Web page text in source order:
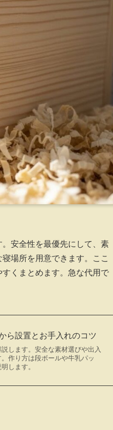
安全性を最優先にして、素
場所を用意できます。ここ
くまとめます。急な代用で
ら設置とお手入れのコツ
します。安全な素材選びや出入
作り方は段ボールや牛乳パッ
します。